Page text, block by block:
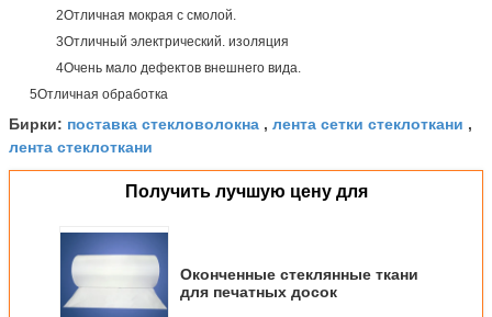
2Отличная мокрая с смолой.
3Отличный электрический. изоляция
4Очень мало дефектов внешнего вида.
5Отличная обработка
Бирки: поставка стекловолокна , лента сетки стеклоткани ,
лента стеклоткани
Получить лучшую цену для
Оконченные стеклянные ткани
для печатных досок